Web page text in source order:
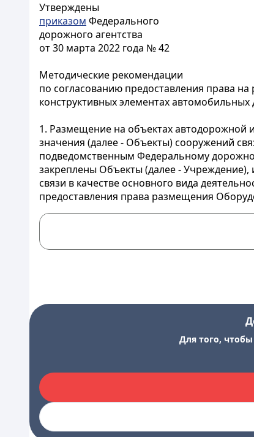
Утверждены
приказом Федерального
дорожного агентства
от 30 марта 2022 года № 42
Методические рекомендации
по согласованию предоставления права
конструктивных элементах
1. Размещение на объектах автодорожной
значения (далее - Объекты) сооружений
подведомственным Федеральному
закреплены Объекты (далее -
связи в качестве основного вида
предоставления права размещения
Для того,